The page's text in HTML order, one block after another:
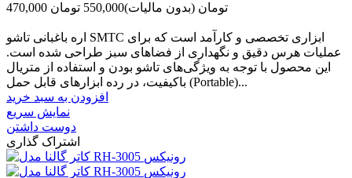
470,000 تومان (بدون مالیات)550,000 تومان
اره باغبانی تاشو SMTC ابزاری تخصصی و کارآمد است که برای
عملیات هرس دقیق و نگهداری از فضاهای سبز طراحی شده است.
این محصول با توجه به ویژگی‌های تاشو بودن و استفاده از متریال
باکیفیت، در رده ابزارهای قابل حمل (Portable)...
افزودن به سبد خرید
نمایش سریع
دوست داشتن
اشتراک گذاری